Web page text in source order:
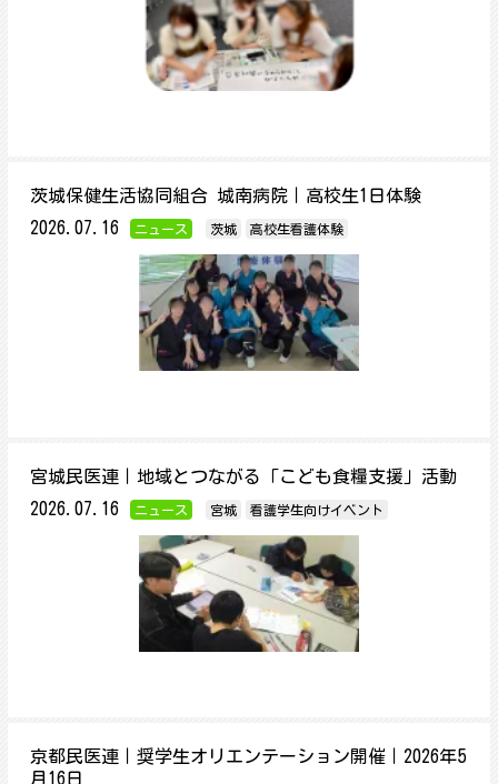
茨城保健生活協同組合 城南病院｜高校生1日体験
2026.07.16
ニュース 茨城 高校生看護体験
宮城民医連｜地域とつながる「こども食糧支援」活動
2026.07.16
ニュース 宮城 看護学生向けイベント
京都民医連｜奨学生オリエンテーション開催｜2026年5
月16日